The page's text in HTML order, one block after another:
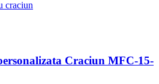
Craciun MFC-15-